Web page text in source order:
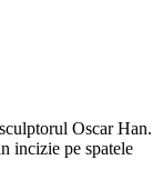
Oscar Han.
incizie pe spatele